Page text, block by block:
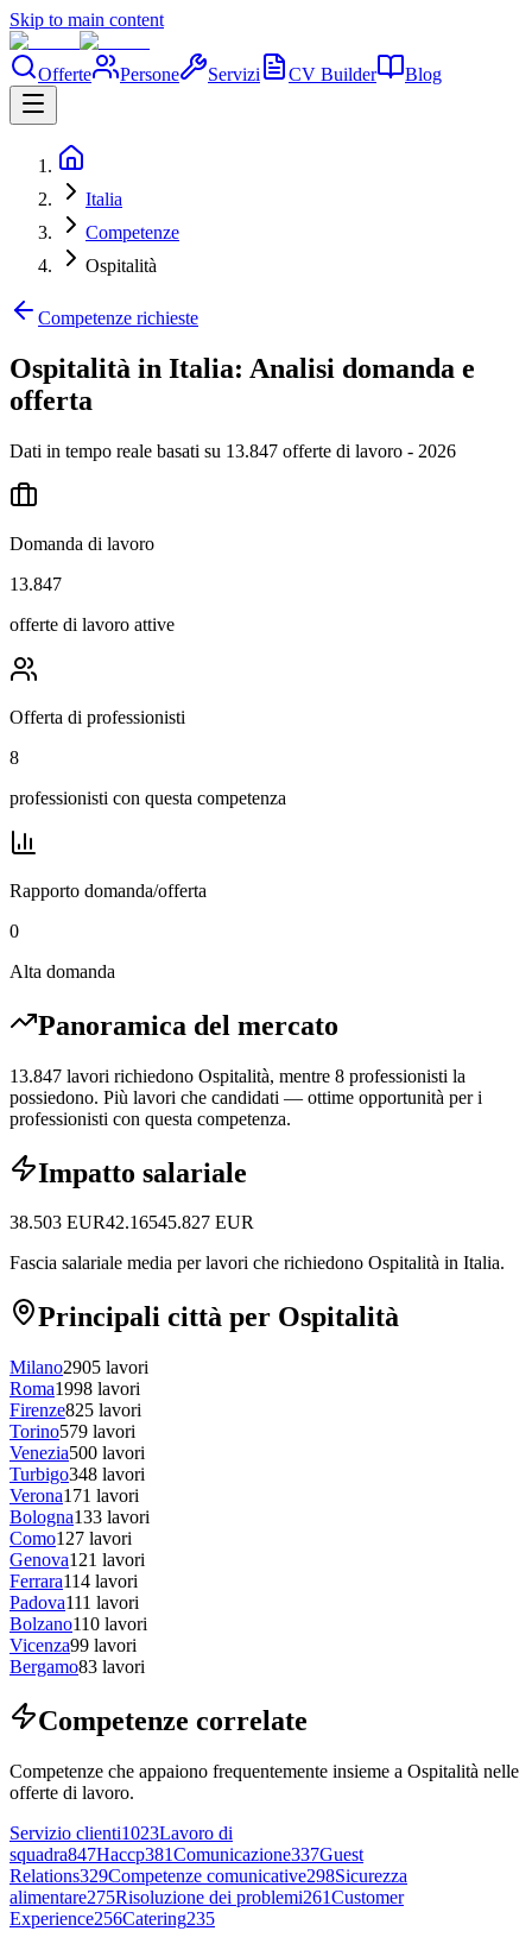
Skip to main content
Offerte Persone Servizi CV Builder Blog
Italia
Competenze
Ospitalità
Competenze richieste
Ospitalità in Italia: Analisi domanda e
offerta
Dati in tempo reale basati su 13.847 offerte di lavoro - 2026
Domanda di lavoro
13.847
offerte di lavoro attive
Offerta di professionisti
8
professionisti con questa competenza
Rapporto domanda/offerta
0
Alta domanda
Panoramica del mercato
13.847 lavori richiedono Ospitalità, mentre 8 professionisti la
possiedono. Più lavori che candidati — ottime opportunità per i
professionisti con questa competenza.
Impatto salariale
38.503 EUR42.16545.827 EUR
Fascia salariale media per lavori che richiedono Ospitalità in Italia.
Principali città per Ospitalità
Milano2905 lavori
Roma1998 lavori
Firenze825 lavori
Torino579 lavori
Venezia500 lavori
Turbigo348 lavori
Verona171 lavori
Bologna133 lavori
Como127 lavori
Genova121 lavori
Ferrara114 lavori
Padova111 lavori
Bolzano110 lavori
Vicenza99 lavori
Bergamo83 lavori
Competenze correlate
Competenze che appaiono frequentemente insieme a Ospitalità nelle
offerte di lavoro.
Servizio clienti1023Lavoro di
squadra847Haccp381Comunicazione337Guest
Relations329Competenze comunicative298Sicurezza
alimentare275Risoluzione dei problemi261Customer
Experience256Catering235